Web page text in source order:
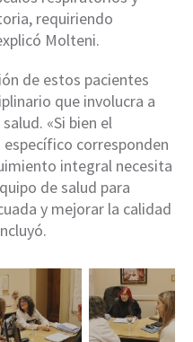
requiriendo
Molteni.
de estos pacientes
que involucra a
«Si bien el
corresponden
integral necesita
de salud para
y mejorar la calidad